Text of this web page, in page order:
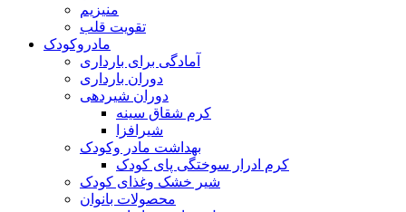
منیزیم
تقویت قلب
مادروکودک
آمادگی برای بارداری
دوران بارداری
دوران شیردهی
کرم شقاق سینه
شیرافزا
بهداشت مادر وکودک
کرم ادرار سوختگی پای کودک
شیر خشک وغذای کودک
محصولات بانوان